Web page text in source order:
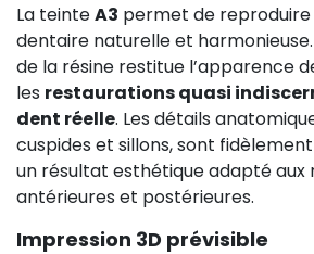
La teinteA3 permet de reproduire
dentaire naturelle et
de la résine restitue l’apparence
les restaurations quasi
dent réelle. Les détails
cuspides et sillons, sont
un résultat esthétique adapté aux
antérieures et postérieures.
Impression 3D prévisible